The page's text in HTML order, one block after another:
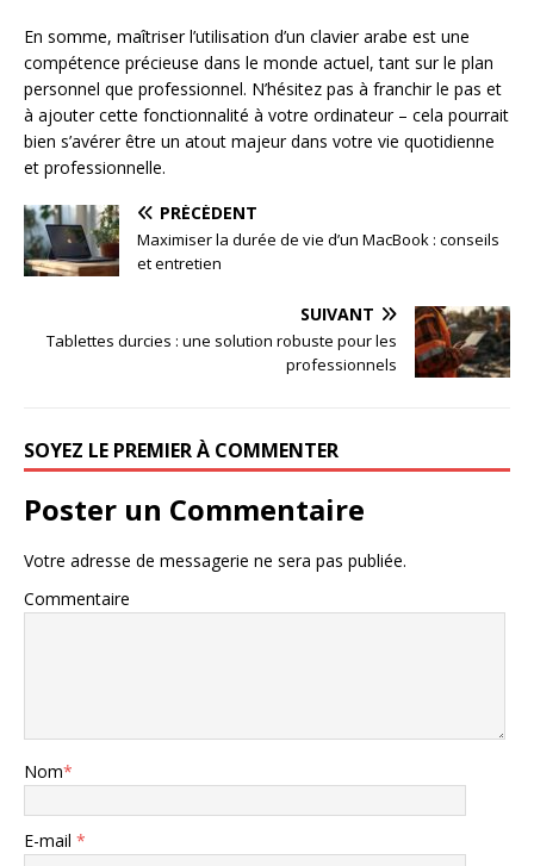
En somme, maîtriser l’utilisation d’un clavier arabe est une
compétence précieuse dans le monde actuel, tant sur le plan
personnel que professionnel. N’hésitez pas à franchir le pas et
à ajouter cette fonctionnalité à votre ordinateur – cela pourrait
bien s’avérer être un atout majeur dans votre vie quotidienne
et professionnelle.
PRÉCÉDENT
Maximiser la durée de vie d’un MacBook : conseils
et entretien
SUIVANT
Tablettes durcies : une solution robuste pour les
professionnels
SOYEZ LE PREMIER À COMMENTER
Poster un Commentaire
Votre adresse de messagerie ne sera pas publiée.
Commentaire
Nom*
E-mail *